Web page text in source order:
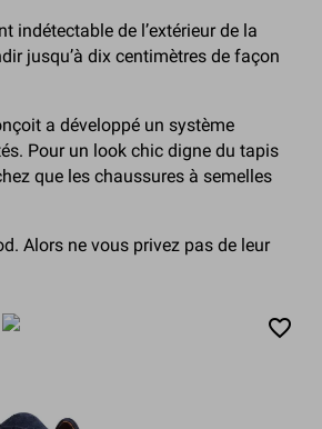
indétectable de l’extérieur de la
jusqu’à dix centimètres de façon
a développé un système
Pour un look chic digne du tapis
que les chaussures à semelles
Alors ne vous privez pas de leur
favorite_border